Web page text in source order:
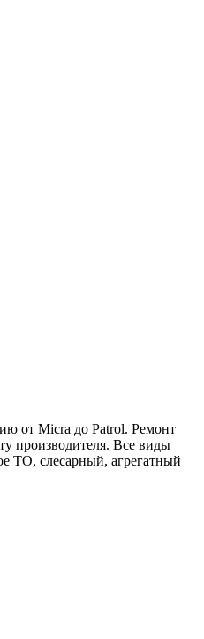
от Micra до Patrol. Ремонт
производителя. Все виды
ТО, слесарный, агрегатный